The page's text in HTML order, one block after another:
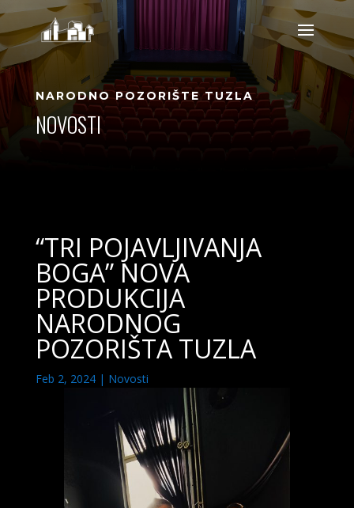
NARODNO POZORIŠTE TUZLA
NOVOSTI
“TRI POJAVLJIVANJA
BOGA” NOVA
PRODUKCIJA
NARODNOG
POZORIŠTA TUZLA
Feb 2, 2024| Novosti